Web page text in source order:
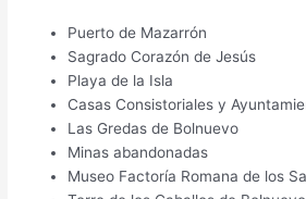
Puerto de Mazarrón
Sagrado Corazón de Jesús
Playa de la Isla
Casas Consistoriales y
Las Gredas de Bolnuevo
Minas abandonadas
Museo Factoría Romana de los